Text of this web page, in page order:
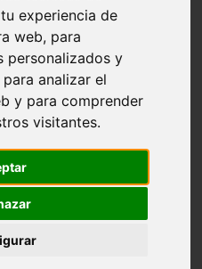
experiencia de
web, para
personalizados y
analizar el
y para comprender
visitantes.